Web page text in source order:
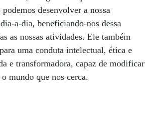
desenvolver a nossa
a-dia, beneficiando-nos dessa
as nossas atividades. Ele também
uma conduta intelectual, ética e
e transformadora, capaz de modificar
mundo que nos cerca.